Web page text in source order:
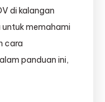
di kalangan
memahami
cara
panduan ini,